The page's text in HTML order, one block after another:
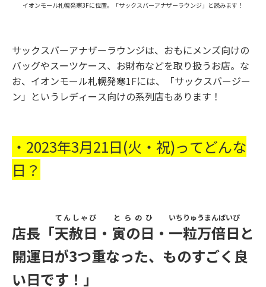
イオンモール札幌発寒3Fに位置。「サックスバーアナザーラウンジ」と読みます！
サックスバーアナザーラウンジは、おもにメンズ向けの
バッグやスーツケース、お財布などを取り扱うお店。な
お、イオンモール札幌発寒1Fには、「サックスバージー
ン」というレディース向けの系列店もあります！
・ 2023年3月21日(火・祝)ってどんな
日？
店長「天赦日
てんしゃび
・ 寅の日
とらのひ
・ 一粒万倍日
いちりゅうまんばいび
と
開運日が3つ重なった、ものすごく良
い日です！」